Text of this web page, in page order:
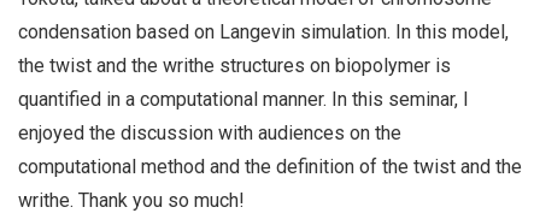
condensation based on Langevin simulation. In this model,
the twist and the writhe structures on biopolymer is
quantified in a computational manner. In this seminar, I
enjoyed the discussion with audiences on the
computational method and the definition of the twist and the
writhe. Thank you so much!